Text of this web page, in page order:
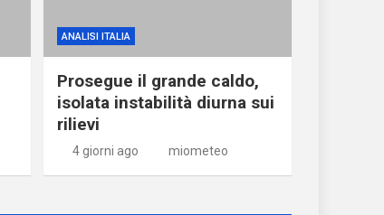
ANALISI ITALIA
Prosegue il grande caldo,
isolata instabilità diurna sui
rilievi
4 giorni ago miometeo